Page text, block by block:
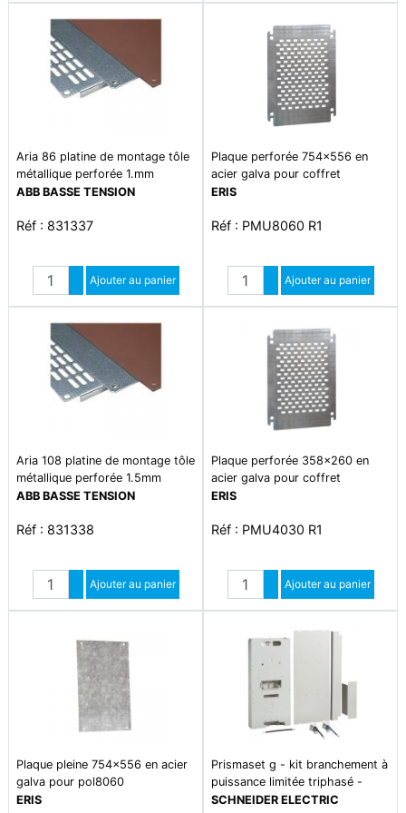
Aria 86 platine de montage tôle
métallique perforée 1.mm
ABB BASSE TENSION
Réf : 831337
Quantité
Augmenter quantité
Diminuer quantité
Ajouter au panier
Plaque perforée 754x556 en
acier galva pour coffret
pol8060
ERIS
Réf : PMU8060 R1
Quantité
Augmenter quantité
Diminuer quantité
Ajouter au panier
Aria 108 platine de montage tôle
métallique perforée 1.5mm
ABB BASSE TENSION
Réf : 831338
Quantité
Augmenter quantité
Diminuer quantité
Ajouter au panier
Plaque perforée 358x260 en
acier galva pour coffret
pol4030
ERIS
Réf : PMU4030 R1
Quantité
Augmenter quantité
Diminuer quantité
Ajouter au panier
Plaque pleine 754x556 en acier
galva pour pol8060
ERIS
Prismaset g - kit branchement à
puissance limitée triphasé -
disjoncteur + compteur
SCHNEIDER ELECTRIC